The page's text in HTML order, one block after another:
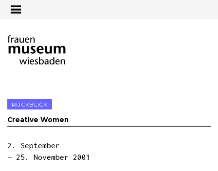
RÜCKBLICK
Creative Women
2. September
— 25. November 2001